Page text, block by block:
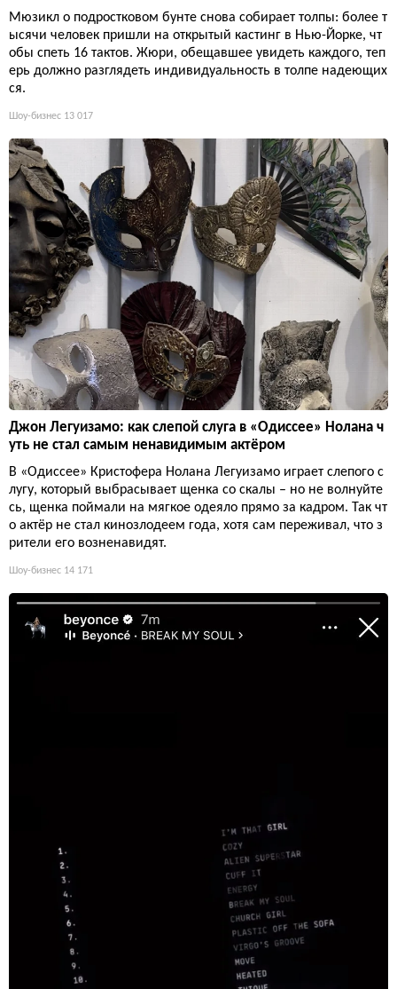
Мюзикл о подростковом бунте снова собирает толпы: более т
ысячи человек пришли на открытый кастинг в Нью-Йорке, чт
обы спеть 16 тактов. Жюри, обещавшее увидеть каждого, теп
ерь должно разглядеть индивидуальность в толпе надеющих
ся.
Шоу-бизнес 13 017
Джон Легуизамо: как слепой слуга в «Одиссее» Нолана ч
уть не стал самым ненавидимым актёром
В «Одиссее» Кристофера Нолана Легуизамо играет слепого с
лугу, который выбрасывает щенка со скалы – но не волнуйте
сь, щенка поймали на мягкое одеяло прямо за кадром. Так чт
о актёр не стал кинозлодеем года, хотя сам переживал, что з
рители его возненавидят.
Шоу-бизнес 14 171